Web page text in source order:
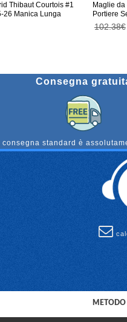
Thibaut Courtois #1
26 Manica Lunga
Maglie
Portiere
102.38€
Consegna
consegna standard è